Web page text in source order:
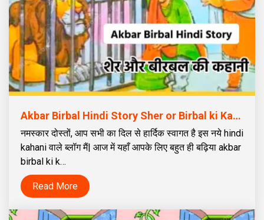
Akbar Birbal Hindi Story Sher or Birbal ki Kahani । ‘शेर और बीरबल’ की कहानी
नमस्कार दोस्तों, आप सभी का दिल से हार्दिक स्वागत है इस नये hindi
kahani वाले ब्लॉग मैं| आज में यहाँ आपके लिए बहुत ही बढ़िया akbar
birbal ki k…
Read More